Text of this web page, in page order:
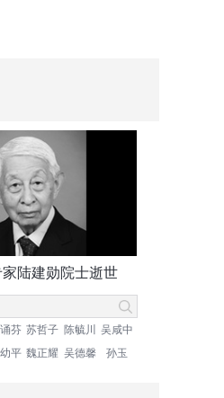
陆建勋院士逝世
芬 苏哲子 陈毓川
吴咸中
平 魏正耀 吴德馨 孙玉